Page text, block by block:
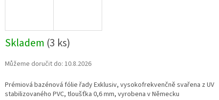
Skladem (3 ks)
Můžeme doručit do: 10.8.2026
Prémiová bazénová fólie řady Exklusiv, vysokofrekvenčně svařena z UV
stabilizovaného PVC, tloušťka 0,6 mm, vyrobena v Německu